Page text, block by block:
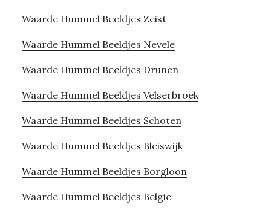
Waarde Hummel Beeldjes Zeist
Waarde Hummel Beeldjes Nevele
Waarde Hummel Beeldjes Drunen
Waarde Hummel Beeldjes Velserbroek
Waarde Hummel Beeldjes Schoten
Waarde Hummel Beeldjes Bleiswijk
Waarde Hummel Beeldjes Borgloon
Waarde Hummel Beeldjes Belgie